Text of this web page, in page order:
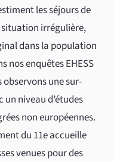
les séjours de
situation irrégulière,
dans la population
nos enquêtes EHESS
observons une sur-
un niveau d’études
non européennes.
du 11e accueille
venues pour des